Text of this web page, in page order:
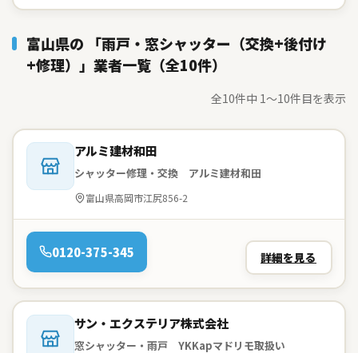
富山県の 「雨戸・窓シャッター（交換+後付け
+修理）」業者一覧（全10件）
全10件中 1〜10件目を表示
会社名：
アルミ建材和田
シャッター修理・交換 アルミ建材和田
住所：富山県高岡市江尻856-2
電話：
0120-375-345 詳細を見る
会社名：
サン・エクステリア株式会社
窓シャッター・雨戸 YKKapマドリモ取扱い